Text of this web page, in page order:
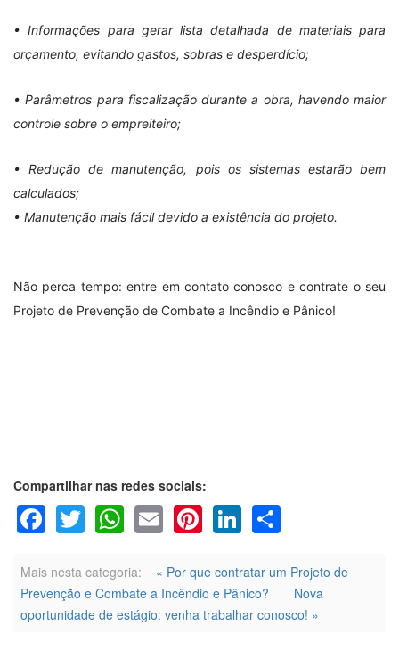
• Informações para gerar lista detalhada de materiais para
orçamento, evitando gastos, sobras e desperdício;
• Parâmetros para fiscalização durante a obra, havendo maior
controle sobre o empreiteiro;
• Redução de manutenção, pois os sistemas estarão bem
calculados;
• Manutenção mais fácil devido a existência do projeto.
Não perca tempo: entre em contato conosco e contrate o seu
Projeto de Prevenção de Combate a Incêndio e Pânico!
Compartilhar nas redes sociais:
Facebook
TwitterWhatsApp
EmailPinterest
LinkedIn
Mais nesta categoria:
« Por que contratar um Projeto de
Prevenção e Combate a Incêndio e Pânico?
Nova
oportunidade de estágio: venha trabalhar conosco! »